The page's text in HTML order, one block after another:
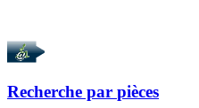
Recherche par pièces